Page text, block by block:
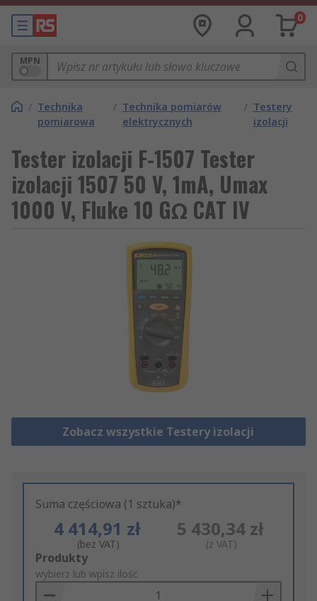
0
MPN
/ Technika
pomiarowa
/ Technika pomiarów
elektrycznych
/ Testery
izolacji
Tester izolacji F-1507 Tester
izolacji 1507 50 V, 1mA, Umax
1000 V, Fluke 10 GΩ CAT IV
Zobacz wszystkie Testery izolacji
Suma częściowa (1 sztuka)*
4 414,91 zł
(bez VAT)
5 430,34 zł
(z VAT)
Add
to
Basket
Produkty
wybierz lub wpisz ilość